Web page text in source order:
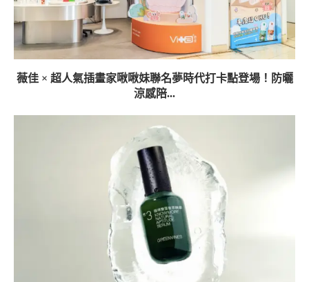
薇佳 × 超人氣插畫家啾啾妹聯名夢時代打卡點登場！防曬
涼感陪...